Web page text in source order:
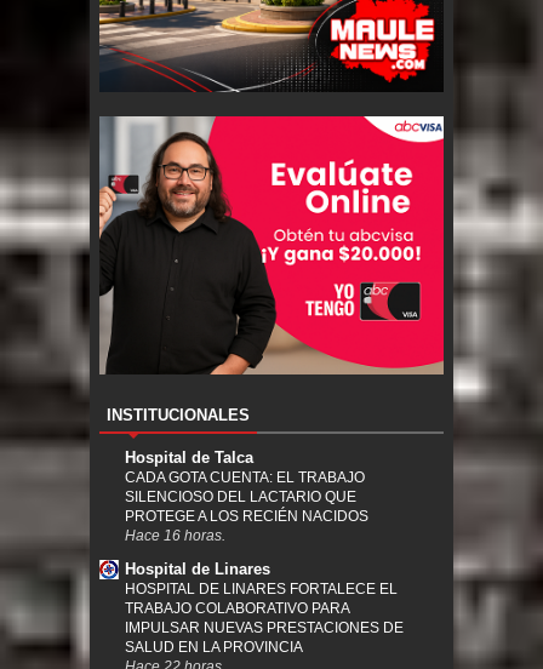
INSTITUCIONALES
Hospital de Talca
CADA GOTA CUENTA: EL TRABAJO
SILENCIOSO DEL LACTARIO QUE
PROTEGE A LOS RECIÉN NACIDOS
Hace 16 horas.
Hospital de Linares
HOSPITAL DE LINARES FORTALECE EL
TRABAJO COLABORATIVO PARA
IMPULSAR NUEVAS PRESTACIONES DE
SALUD EN LA PROVINCIA
Hace 22 horas.